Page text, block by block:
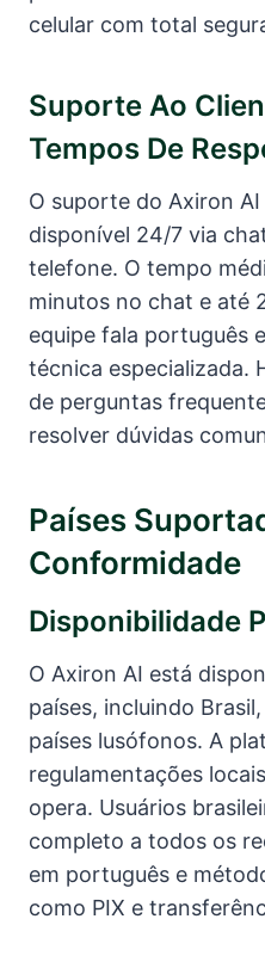
celular com total
Suporte Ao
Tempos De
O suporte do Axiron AI
disponível 24/7 via
telefone. O tempo
minutos no chat e até
equipe fala português
técnica especializada.
de perguntas
resolver dúvidas
Países
Conformidade
Disponibilidade
O Axiron AI está
países, incluindo
países lusófonos. A
regulamentações
opera. Usuários
completo a todos os
em português e
como PIX e